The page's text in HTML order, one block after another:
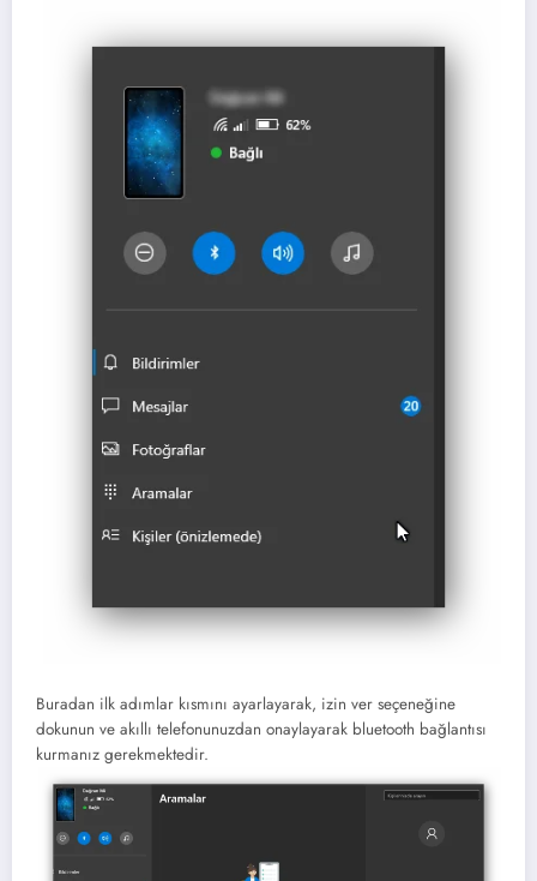
Buradan ilk adımlar kısmını ayarlayarak, izin ver seçeneğine
dokunun ve akıllı telefonunuzdan onaylayarak bluetooth bağlantısı
kurmanız gerekmektedir.